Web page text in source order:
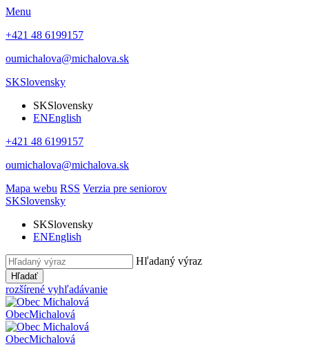
Menu
+421 48 6199157
oumichalova@michalova.sk
SKSlovensky
SKSlovensky
ENEnglish
+421 48 6199157
oumichalova@michalova.sk
Mapa webu RSS Verzia pre seniorov
SKSlovensky
SKSlovensky
ENEnglish
Hľadaný výraz
Hľadať
rozšírené vyhľadávanie
ObecMichalová
ObecMichalová